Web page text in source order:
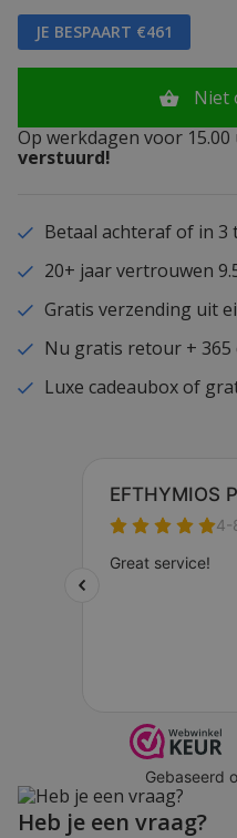
JE BESPAART €461
Niet
Op werkdagen voor
verstuurd!
Betaal achteraf of in 3
20+ jaar vertrouwen 9.5/
Gratis verzending uit
Nu gratis retour + 365
Luxe cadeaubox of
Heb je een vraag?